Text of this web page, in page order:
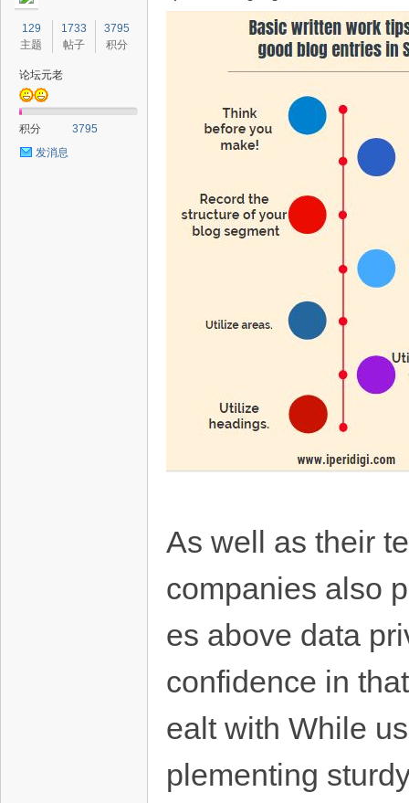
129
主题
1733
帖子
3795
积分
论坛元老
积分
3795
发消息
As well as their
companies also
es above data
confidence in
ealt with While
plementing